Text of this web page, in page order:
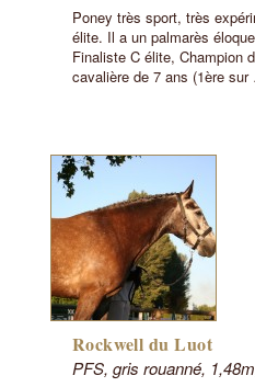
Poney très sport, très
élite. Il a un palmarès
Finaliste C élite, Champion
cavalière de 7 ans (1ère
Rockwell du Luot
PFS, gris rouanné,